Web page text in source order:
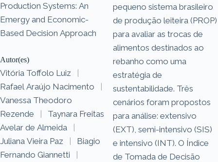
Production Systems: An
Emergy and Economic-
Based Decision Approach
Autor(es)
Vitória Toffolo Luiz
|
Rafael Araújo Nacimento
|
Vanessa Theodoro
Rezende
|
Taynara Freitas
Avelar de Almeida
|
Juliana Vieira Paz
|
Biagio
Fernando Giannetti
|
pequeno sistema brasileiro
de produção leiteira (PROP)
para avaliar as trocas de
alimentos destinados ao
rebanho como uma
estratégia de
sustentabilidade. Três
cenários foram propostos
para análise: extensivo
(EXT), semi-intensivo (SIS)
e intensivo (INT). O Índice
de Tomada de Decisão